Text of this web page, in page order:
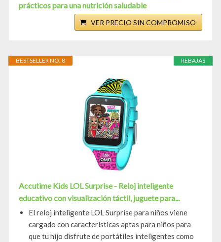
prácticos para una nutrición saludable
VER PRECIO SIN COMPROMISO
REBAJAS
BESTSELLER NO. 8
Accutime Kids LOL Surprise - Reloj inteligente
educativo con visualización táctil, juguete para...
El reloj inteligente LOL Surprise para niños viene
cargado con características aptas para niños para
que tu hijo disfrute de portátiles inteligentes como